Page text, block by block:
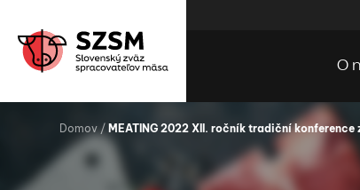
O
Domov / MEATING 2022 XII. ročník tradiční